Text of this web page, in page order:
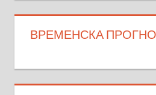
ВРЕМЕНСКА